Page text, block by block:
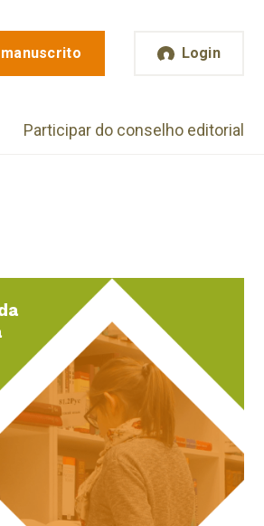
manuscrito Login
Participar do conselho editorial